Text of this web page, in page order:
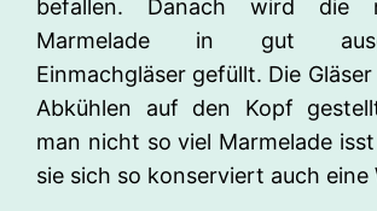
befallen. Danach wird die
Marmelade in gut
Einmachgläser gefüllt. Die
Abkühlen auf den Kopf
man nicht so viel Marmelade
sie sich so konserviert auch eine